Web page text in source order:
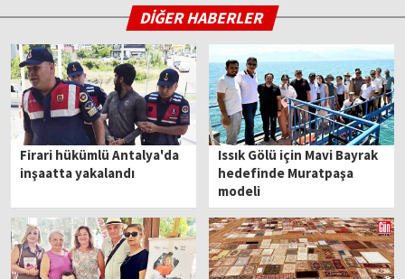
DİĞER HABERLER
Firari hükümlü Antalya'da
inşaatta yakalandı
Issık Gölü için Mavi Bayrak
hedefinde Muratpaşa
modeli